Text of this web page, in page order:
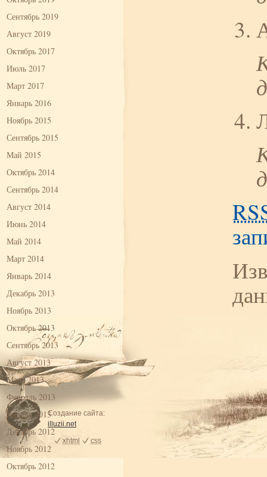
Сентябрь 2019
Август 2019
Октябрь 2017
Июль 2017
Март 2017
Январь 2016
Ноябрь 2015
Сентябрь 2015
Май 2015
Октябрь 2014
Сентябрь 2014
Август 2014
Июнь 2014
Май 2014
Март 2014
Январь 2014
Декабрь 2013
Ноябрь 2013
Октябрь 2013
Сентябрь 2013
Август 2013
Март 2013
Февраль 2013
Январь 2013
Декабрь 2012
Ноябрь 2012
Октябрь 2012
Создание сайта:
illuzii.net
xhtml
css